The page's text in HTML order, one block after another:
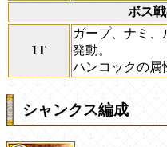
ボス
1T
ガープ、ナミ
発動。
ハンコックの属
シャンクス編成